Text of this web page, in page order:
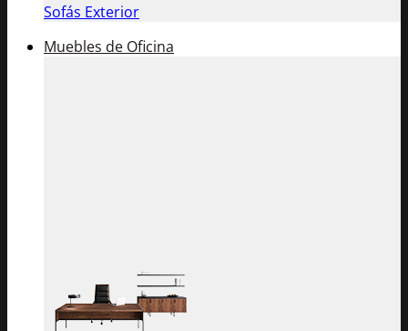
Sofás Exterior
Muebles de Oficina